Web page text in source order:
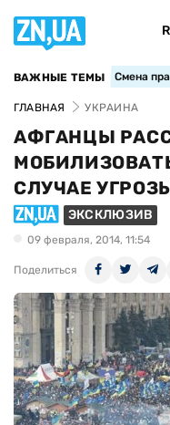
ВАЖНЫЕ ТЕМЫ Смена
ГЛАВНАЯ УКРАИНА
АФГАНЦЫ
СЛУЧАЕ
ЭКСКЛЮЗИВ
09 февраля, 2014, 11:54
Поделиться